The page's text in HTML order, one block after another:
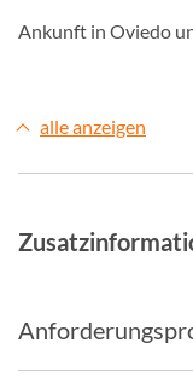
Ankunft in Oviedo
alle anzeigen